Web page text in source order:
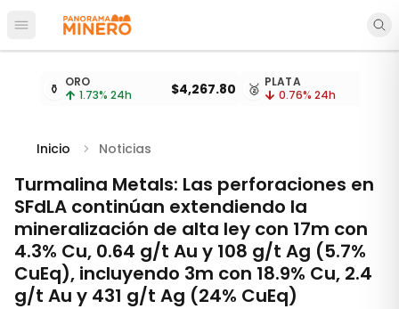
Abrir menú principal
Cotizaciones de metales actualizadas cada 15
⚱️ ORO
1.73% 24h $4,267.80 🥈 PLATA
0.76% 24h
Inicio Noticias
Turmalina Metals: Las perforaciones en
SFdLA continúan extendiendo la
mineralización de alta ley con 17m con
4.3% Cu, 0.64 g/t Au y 108 g/t Ag (5.7%
CuEq), incluyendo 3m con 18.9% Cu, 2.4
g/t Au y 431 g/t Ag (24% CuEq)